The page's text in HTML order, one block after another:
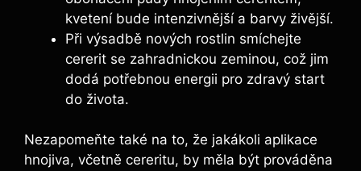
kvetení bude intenzivnější a barvy živější.
Při ⁢výsadbě nových rostlin smíchejte
cererit se zahradnickou zeminou, což jim
dodá potřebnou energii pro zdravý start
do života.
Nezapomeňte také na to, že‍ jakákoli aplikace
hnojiva, včetně cereritu, by měla být prováděna